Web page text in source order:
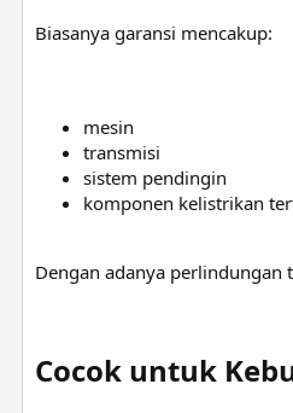
Biasanya garansi mencakup:
mesin
transmisi
sistem pendingin
komponen kelistrikan
Dengan adanya perlindungan
Cocok untuk